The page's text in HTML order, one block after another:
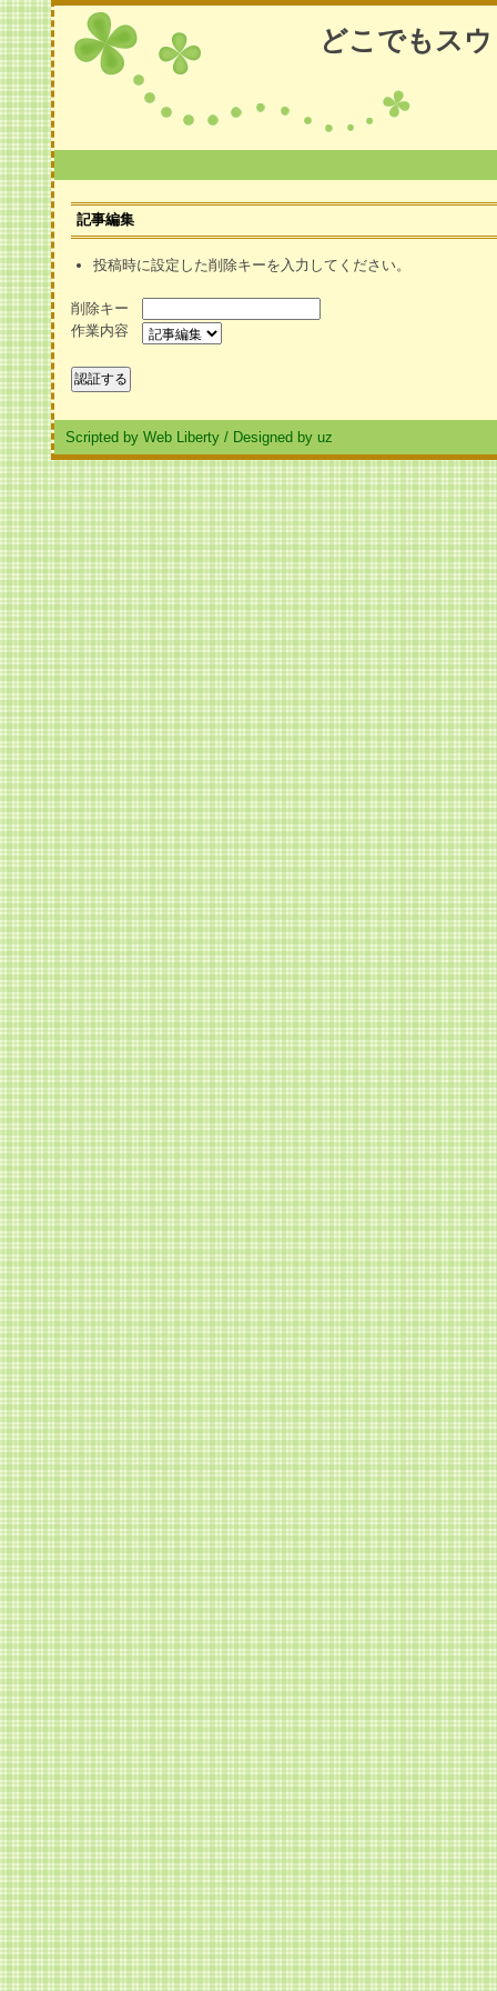
どこでもス
記事編集
投稿時に設定した削除キーを入力してください。
削除キー
作業内容
Scripted by Web Liberty / Designed by uz